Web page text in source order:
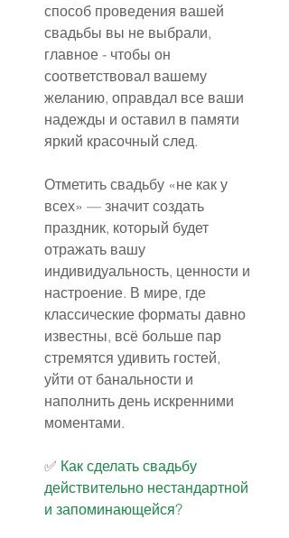
способ проведения вашей
свадьбы вы не выбрали,
главное - чтобы он
соответствовал вашему
желанию, оправдал все ваши
надежды и оставил в памяти
яркий красочный след.
Отметить свадьбу «не как у
всех» — значит создать
праздник, который будет
отражать вашу
индивидуальность, ценности и
настроение. В мире, где
классические форматы давно
известны, всё больше пар
стремятся удивить гостей,
уйти от банальности и
наполнить день искренними
моментами.
✅️ Как сделать свадьбу
действительно нестандартной
и запоминающейся?